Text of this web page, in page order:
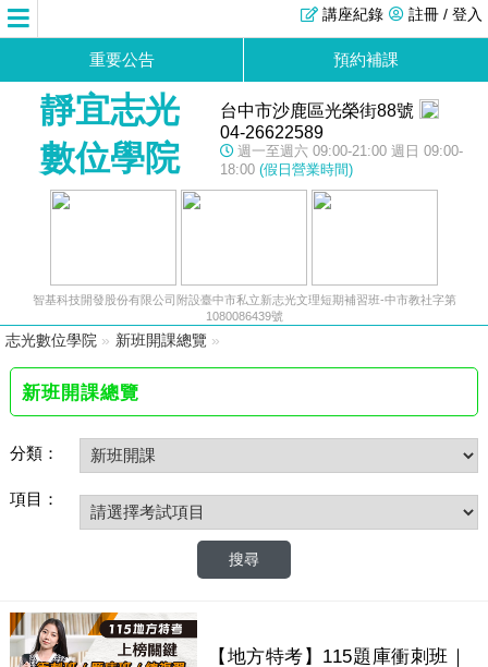
註冊 / 登入
講座紀錄
重要公告 預約補課
靜宜志光
數位學院
台中市沙鹿區光榮街88號
04-26622589
週一至週六 09:00-21:00 週日 09:00-
18:00 (假日營業時間)
智基科技開發股份有限公司附設臺中市私立新志光文理短期補習班-中市教社字第
1080086439號
志光數位學院 » 新班開課總覽 »
新班開課總覽
分類：
項目：
【地方特考】115題庫衝刺班｜